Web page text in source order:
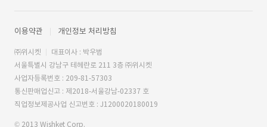
이용약관 개인정보 처리방침
㈜위시켓
대표이사 : 박우범
서울특별시 강남구 테헤란로 211 3층 ㈜위시켓
사업자등록번호 : 209-81-57303
통신판매업신고 : 제2018-서울강남-02337 호
직업정보제공사업 신고번호 : J1200020180019
© 2013 Wishket Corp.